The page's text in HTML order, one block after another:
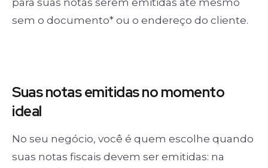
para suas notas serem emitidas até mesmo
sem o documento* ou o endereço do cliente.
Suas notasemitidas no momento
ideal
No seu negócio, você é quem escolhe quando
suas notas fiscais devem ser emitidas: na